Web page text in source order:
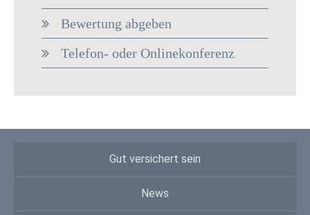
Bewertung abgeben
Telefon- oder Onlinekonferenz
Gut versichert sein
News